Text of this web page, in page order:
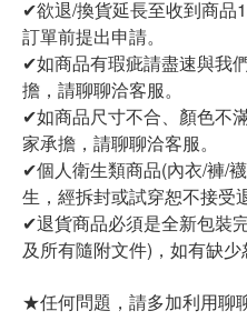
✔欲退/換貨延長至收到商品
訂單前提出申請。
✔如商品有瑕疵請盡速與我
擔，請聊聊洽客服。
✔如商品尺寸不合、顏色不
家承擔，請聊聊洽客服。
✔個人衛生類商品(內衣/褲/
生，經拆封或試穿恕不接受
✔退貨商品必須是全新包裝
及所有隨附文件)，如有缺少
★任何問題，請多加利用聊